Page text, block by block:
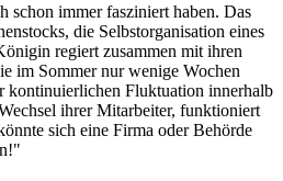
schon immer fasziniert haben. Das
die Selbstorganisation eines
regiert zusammen mit ihren
im Sommer nur wenige Wochen
kontinuierlichen Fluktuation innerhalb
ihrer Mitarbeiter, funktioniert
sich eine Firma oder Behörde